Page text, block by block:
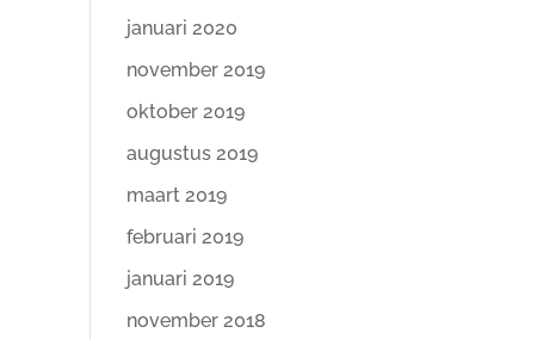
januari 2020
november 2019
oktober 2019
augustus 2019
maart 2019
februari 2019
januari 2019
november 2018